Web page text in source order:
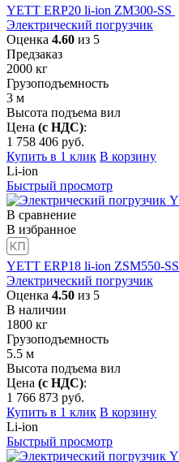
YETT ERP20 li-ion ZM300-SS
Электрический погрузчик
Оценка 4.60 из 5
Предзаказ
2000 кг
Грузоподъемность
3 м
Высота подъема вил
Цена (с НДС):
1 758 406 руб.
Купить в 1 клик В корзину
Li-ion
Быстрый просмотр
В сравнение
В избранное
YETT ERP18 li-ion ZSM550-SS
Электрический погрузчик
Оценка 4.50 из 5
В наличии
1800 кг
Грузоподъемность
5.5 м
Высота подъема вил
Цена (с НДС):
1 766 873 руб.
Купить в 1 клик В корзину
Li-ion
Быстрый просмотр